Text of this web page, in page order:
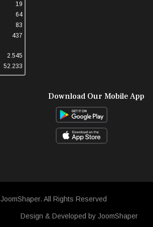
19
64
83
437
2.545
52.233
Download Our Mobile App
JoomShaper. All Rights Reserved
Design & Developed by JoomShaper